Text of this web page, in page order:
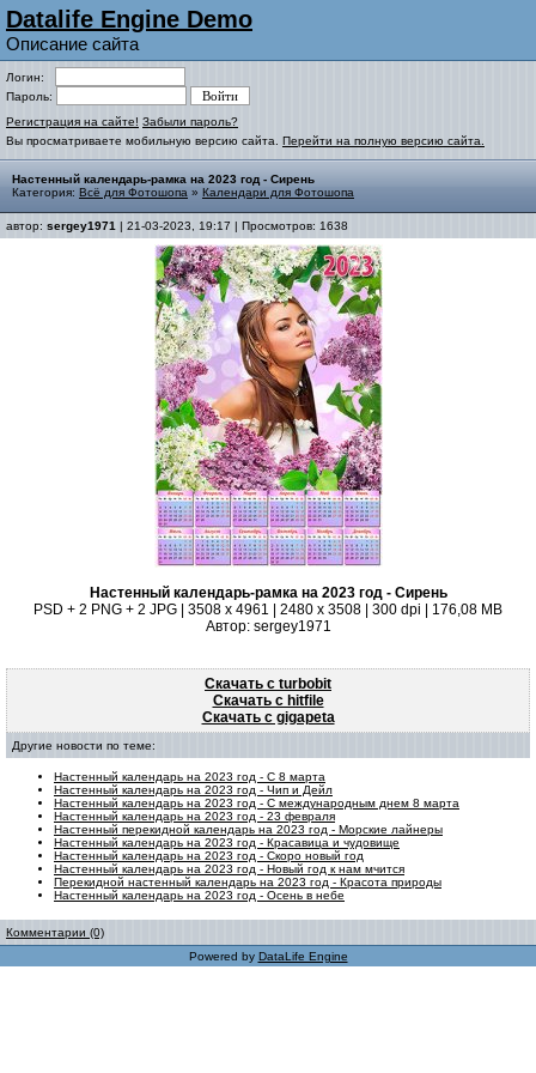
Datalife Engine Demo
Описание сайта
Логин:
Пароль:
Регистрация на сайте! Забыли пароль?
Вы просматриваете мобильную версию сайта. Перейти на полную версию сайта.
Настенный календарь-рамка на 2023 год - Сирень
Категория: Всё для Фотошопа » Календари для Фотошопа
автор: sergey1971 | 21-03-2023, 19:17 | Просмотров: 1638
Настенный календарь-рамка на 2023 год - Сирень
PSD + 2 PNG + 2 JPG | 3508 x 4961 | 2480 x 3508 | 300 dpi | 176,08 MB
Автор: sergey1971
Скачать с turbobit
Скачать с hitfile
Скачать с gigapeta
Другие новости по теме:
Настенный календарь на 2023 год - С 8 марта
Настенный календарь на 2023 год - Чип и Дейл
Настенный календарь на 2023 год - С международным днем 8 марта
Настенный календарь на 2023 год - 23 февраля
Настенный перекидной календарь на 2023 год - Морские лайнеры
Настенный календарь на 2023 год - Красавица и чудовище
Настенный календарь на 2023 год - Скоро новый год
Настенный календарь на 2023 год - Новый год к нам мчится
Перекидной настенный календарь на 2023 год - Красота природы
Настенный календарь на 2023 год - Осень в небе
Комментарии (0)
Powered by DataLife Engine